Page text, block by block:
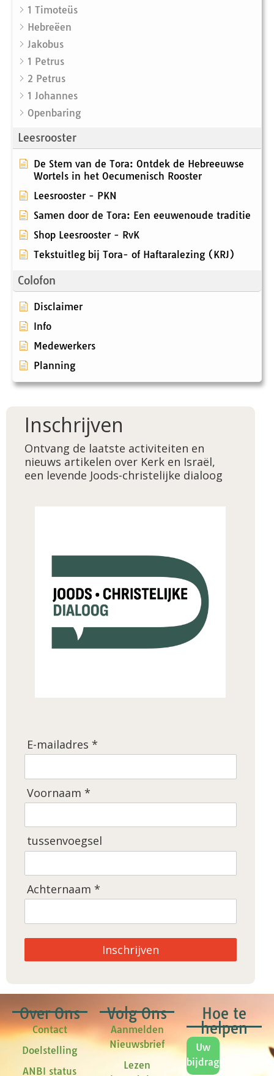
1 Timoteüs
Hebreëen
Jakobus
1 Petrus
2 Petrus
1 Johannes
Openbaring
Leesrooster
De Stem van de Tora: Ontdek de Hebreeuwse
Wortels in het Oecumenisch Rooster
Leesrooster - PKN
Samen door de Tora: Een eeuwenoude traditie
Shop Leesrooster - RvK
Tekstuitleg bij Tora- of Haftaralezing (KRJ)
Colofon
Disclaimer
Info
Medewerkers
Planning
Inschrijven
Ontvang de laatste activiteiten en
nieuws artikelen over Kerk en Israël,
een levende Joods-christelijke dialoog
E-mailadres *
Voornaam *
tussenvoegsel
Achternaam *
Inschrijven
Over Ons
Contact
Doelstelling
ANBI status
Volg Ons
Aanmelden
Nieuwsbrief
Lezen
Hoe te
helpen
Uw
bijdrage